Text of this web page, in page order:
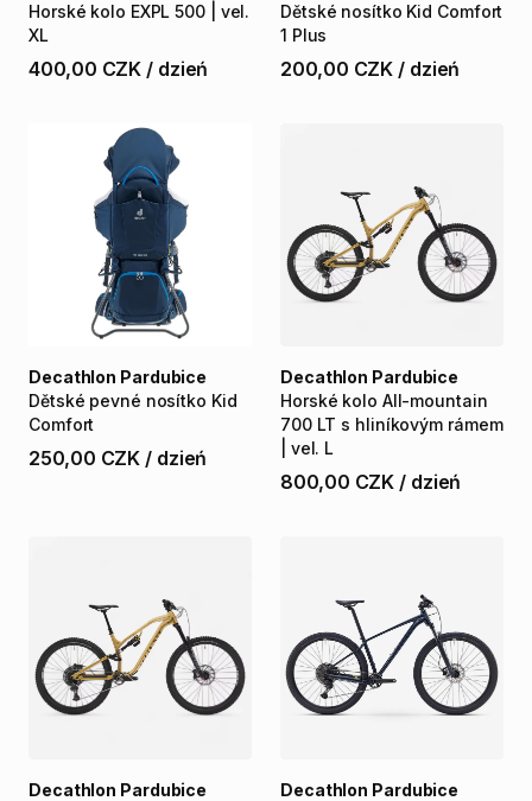
Horské kolo EXPL 500
vel.
XL
400,00 CZK / dzień
Dětské nosítko Kid Comfort
1 Plus
200,00 CZK / dzień
Dětské pevné nosítko Kid
Comfort
Decathlon Pardubice
250,00 CZK / dzień
Horské kolo All-mountain
700 LT s hliníkovým rámem
vel. L
Decathlon Pardubice
800,00 CZK / dzień
Decathlon Pardubice Decathlon Pardubice